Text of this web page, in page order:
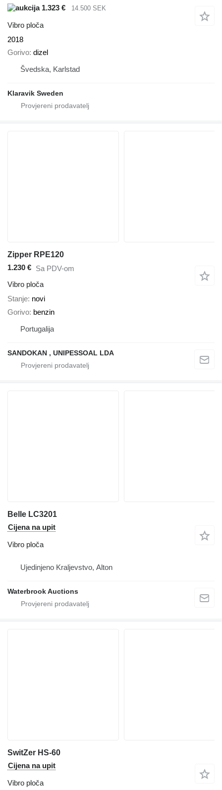
1.323 €
14.500 SEK
Vibro ploča
2018
Gorivo dizel
Švedska, Karlstad
Klaravik Sweden
Zipper RPE120
1.230 € Sa PDV-om
Vibro ploča
Stanje novi
Gorivo benzin
Portugalija
SANDOKAN , UNIPESSOAL LDA
Belle LC3201
Cijena na upit
Vibro ploča
Ujedinjeno Kraljevstvo, Alton
Waterbrook Auctions
SwitZer HS-60
Cijena na upit
Vibro ploča